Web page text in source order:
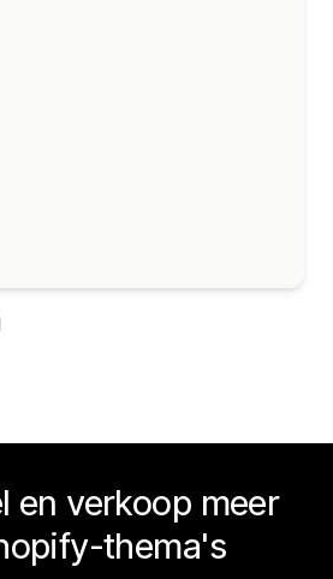
en verkoop meer
thema's